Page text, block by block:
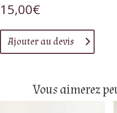
15,00€
Ajouter au devis
Vous aimerez